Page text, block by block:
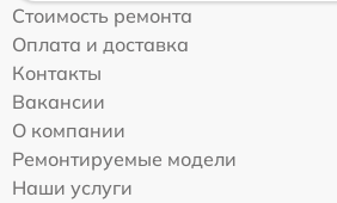
Стоимость ремонта
Оплата и доставка
Контакты
Вакансии
О компании
Ремонтируемые модели
Наши услуги